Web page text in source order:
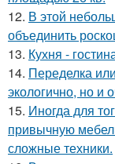
12. В этой
объединить
13. Кухня -
14. Переделка
экологично, но и
15. Иногда для
привычную
сложные техники.